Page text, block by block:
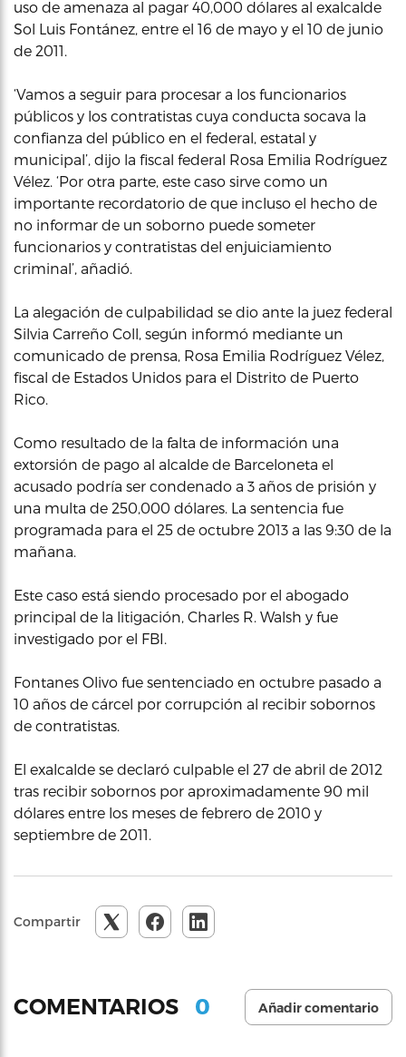
uso de amenaza al pagar 40,000 dólares al exalcalde
Sol Luis Fontánez, entre el 16 de mayo y el 10 de junio
de 2011.
‘Vamos a seguir para procesar a los funcionarios
públicos y los contratistas cuya conducta socava la
confianza del público en el federal, estatal y
municipal’, dijo la fiscal federal Rosa Emilia Rodríguez
Vélez. ‘Por otra parte, este caso sirve como un
importante recordatorio de que incluso el hecho de
no informar de un soborno puede someter
funcionarios y contratistas del enjuiciamiento
criminal’, añadió.
La alegación de culpabilidad se dio ante la juez federal
Silvia Carreño Coll, según informó mediante un
comunicado de prensa, Rosa Emilia Rodríguez Vélez,
fiscal de Estados Unidos para el Distrito de Puerto
Rico.
Como resultado de la falta de información una
extorsión de pago al alcalde de Barceloneta el
acusado podría ser condenado a 3 años de prisión y
una multa de 250,000 dólares. La sentencia fue
programada para el 25 de octubre 2013 a las 9:30 de la
mañana.
Este caso está siendo procesado por el abogado
principal de la litigación, Charles R. Walsh y fue
investigado por el FBI.
Fontanes Olivo fue sentenciado en octubre pasado a
10 años de cárcel por corrupción al recibir sobornos
de contratistas.
El exalcalde se declaró culpable el 27 de abril de 2012
tras recibir sobornos por aproximadamente 90 mil
dólares entre los meses de febrero de 2010 y
septiembre de 2011.
Compartir
COMENTARIOS 0 Añadir comentario